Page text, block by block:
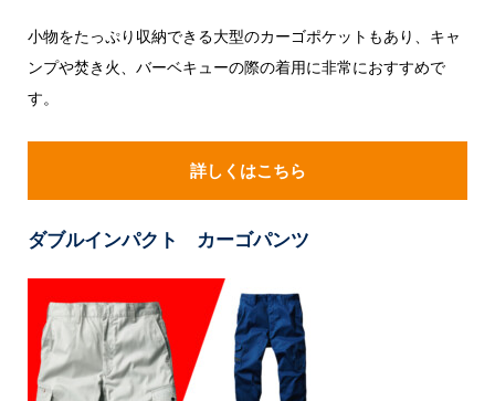
小物をたっぷり収納できる大型のカーゴポケットもあり、キャ
ンプや焚き火、バーベキューの際の着用に非常におすすめで
す。
詳しくはこちら
ダブルインパクト カーゴパンツ